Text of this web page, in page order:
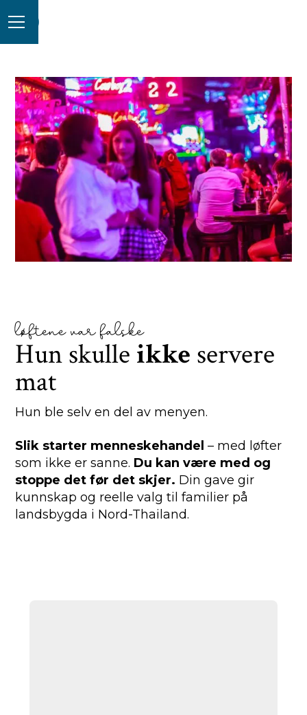
løftene var falske
Hun skulle ikke servere
mat
Hun ble selv en del av menyen.
Slik starter menneskehandel– med løfter
som ikke er sanne. Du kan være med og
stoppe det før det skjer. Din gave gir
kunnskap og reelle valg til familier på
landsbygda i Nord-Thailand.